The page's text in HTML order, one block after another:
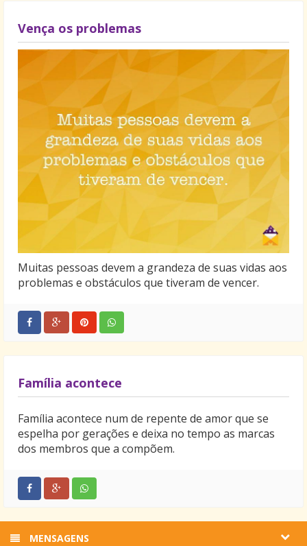
Vença os problemas
Muitas pessoas devem a grandeza de suas vidas aos
problemas e obstáculos que tiveram de vencer.
Família acontece
Família acontece num de repente de amor que se
espelha por gerações e deixa no tempo as marcas
dos membros que a compõem.
MENSAGENS